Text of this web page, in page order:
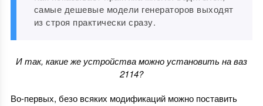
самые дешевые модели генераторов выходят
из строя практически сразу.
И так, какие же устройства можно установить на ваз
2114?
Во-первых, безо всяких модификаций можно поставить